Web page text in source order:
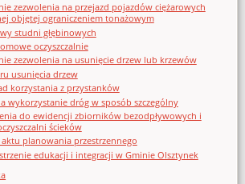
zezwolenia na przejazd pojazdów ciężarowych
objętej ograniczeniem tonażowym
studni głębinowych
oczyszczalnie
zezwolenia na usunięcie drzew lub krzewów
usunięcia drzew
korzystania z przystanków
wykorzystanie dróg w sposób szczególny
do ewidencji zbiorników bezodpływowych i
ścieków
planowania przestrzennego
edukacji i integracji w Gminie Olsztynek